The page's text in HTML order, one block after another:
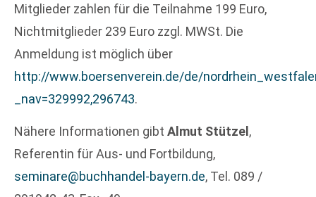
Mitglieder zahlen für die Teilnahme 199 Euro,
Nichtmitglieder 239 Euro zzgl. MWSt. Die
Anmeldung ist möglich über
http://www.boersenverein.de/de/
_nav=329992,296743.
Nähere Informationen gibt Almut Stützel ,
Referentin für Aus- und Fortbildung,
seminare@buchhandel-bayern.de, Tel. 089 /